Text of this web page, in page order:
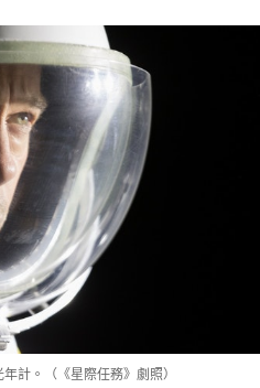
計。（《星際任務》劇照）